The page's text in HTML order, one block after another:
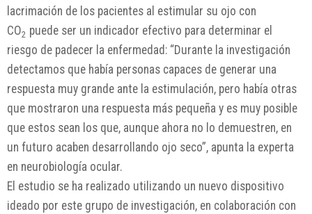
lacrimación de los pacientes al estimular su ojo con
CO2 puede ser un indicador efectivo para determinar el
riesgo de padecer la enfermedad: “Durante la investigación
detectamos que había personas capaces de generar una
respuesta muy grande ante la estimulación, pero había otras
que mostraron una respuesta más pequeña y es muy posible
que estos sean los que, aunque ahora no lo demuestren, en
un futuro acaben desarrollando ojo seco”, apunta la experta
en neurobiología ocular.
El estudio se ha realizado utilizando un nuevo dispositivo
ideado por este grupo de investigación, en colaboración con